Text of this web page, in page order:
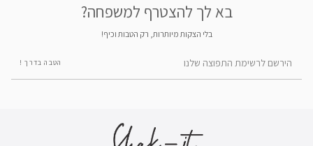
בא לך להצטרף למשפחה?
בלי הצקות מיותרות, רק הטבות וכיף!
הטבה בדרך !